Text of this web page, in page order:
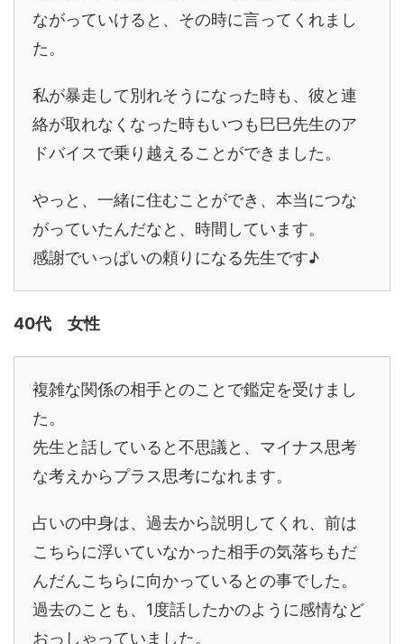
ながっていけると、その時に言ってくれまし
た。
私が暴走して別れそうになった時も、彼と連
絡が取れなくなった時もいつも巳巳先生のア
ドバイスで乗り越えることができました。
やっと、一緒に住むことができ、本当につな
がっていたんだなと、時間しています。
感謝でいっぱいの頼りになる先生です♪
40代 女性
複雑な関係の相手とのことで鑑定を受けまし
た。
先生と話していると不思議と、マイナス思考
な考えからプラス思考になれます。
占いの中身は、過去から説明してくれ、前は
こちらに浮いていなかった相手の気落ちもだ
んだんこちらに向かっているとの事でした。
過去のことも、1度話したかのように感情など
おっしゃっていました。